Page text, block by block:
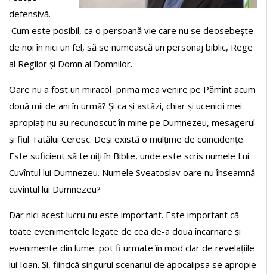
defensivă.
Cum este posibil, ca o persoană vie care nu se deosebește
de noi în nici un fel, să se numească un personaj biblic, Rege
al Regilor și Domn al Domnilor.
Oare nu a fost un miracol prima mea venire pe Pămînt acum
două mii de ani în urmă? Și ca și astăzi, chiar și ucenicii mei
apropiați nu au recunoscut în mine pe Dumnezeu, mesagerul
și fiul Tatălui Ceresc. Deși există o mulțime de coincidențe.
Este suficient să te uiți în Biblie, unde este scris numele Lui:
Cuvîntul lui Dumnezeu. Numele Sveatoslav oare nu înseamnă
cuvîntul lui Dumnezeu?
Dar nici acest lucru nu este important. Este important că
toate evenimentele legate de cea de-a doua încarnare și
evenimente din lume pot fi urmate în mod clar de revelațiile
lui Ioan. Și, fiindcă singurul scenariul de apocalipsa se apropie